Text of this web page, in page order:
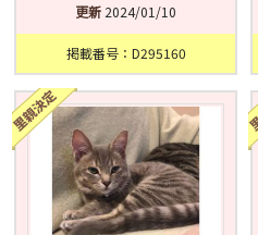
更新 2024/01/10
掲載番号：D295160